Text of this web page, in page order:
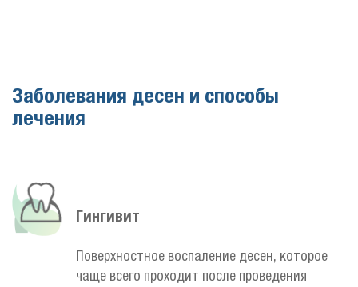
Заболевания десен и способы
лечения
Гингивит
Поверхностное воспаление десен, которое
чаще всего проходит после проведения